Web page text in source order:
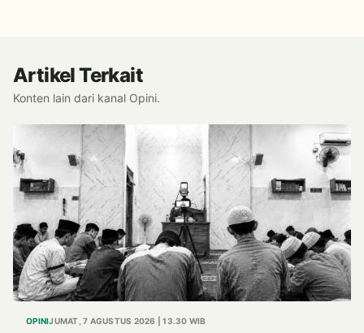
Artikel Terkait
Konten lain dari kanal Opini.
OPINIJUMAT, 7 AGUSTUS 2026 | 13.30 WIB